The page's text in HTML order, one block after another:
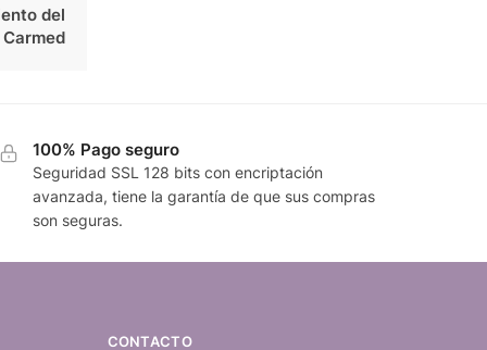
del
100% Pago seguro
Seguridad SSL 128 bits con encriptación
avanzada, tiene la garantía de que sus compras
son seguras.
CONTACTO